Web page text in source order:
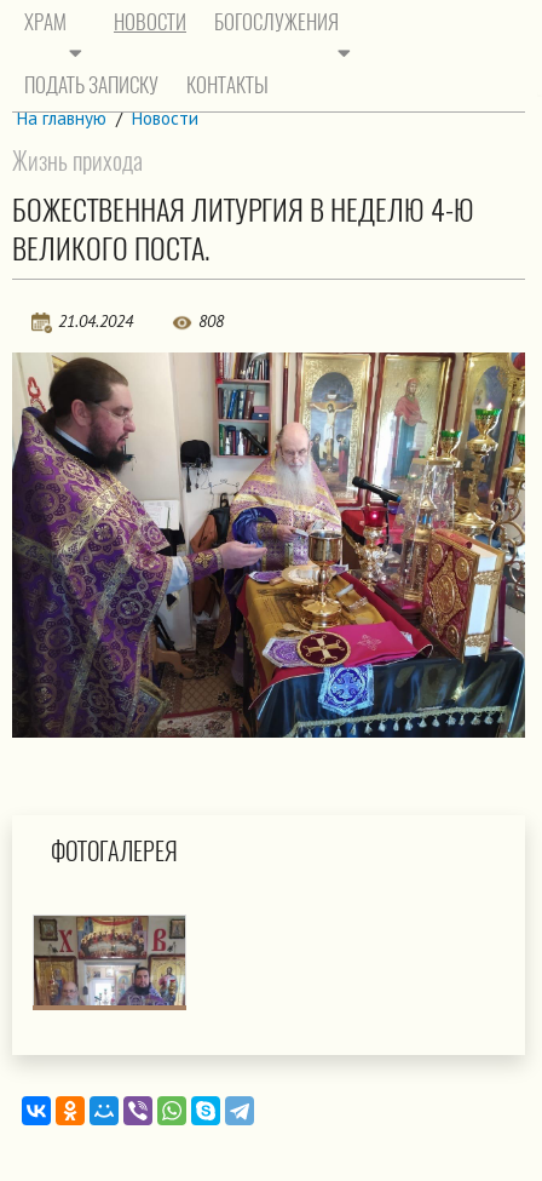
ХРАМ НОВОСТИ БОГОСЛУЖЕНИЯ
ПОДАТЬ ЗАПИСКУ КОНТАКТЫ
На главную / Новости
Жизнь прихода
БОЖЕСТВЕННАЯ ЛИТУРГИЯ В НЕДЕЛЮ 4-Ю
ВЕЛИКОГО ПОСТА.
21.04.2024 808
ФОТОГАЛЕРЕЯ